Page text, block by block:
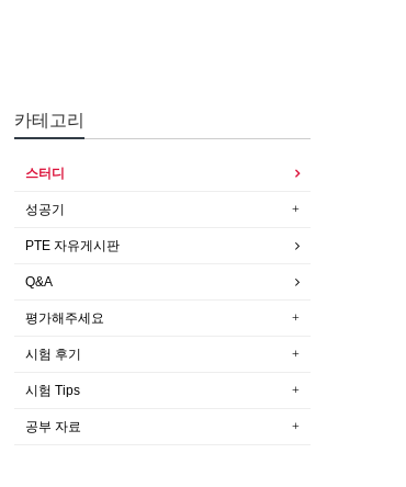
카테고리
스터디
성공기
PTE 자유게시판
Q&A
평가해주세요
시험 후기
시험 Tips
공부 자료